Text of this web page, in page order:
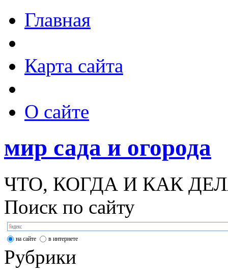
Главная
Карта сайта
О сайте
мир сада и огорода
ЧТО, КОГДА И КАК
Поиск по сайту
на сайте в интернете
Рубрики